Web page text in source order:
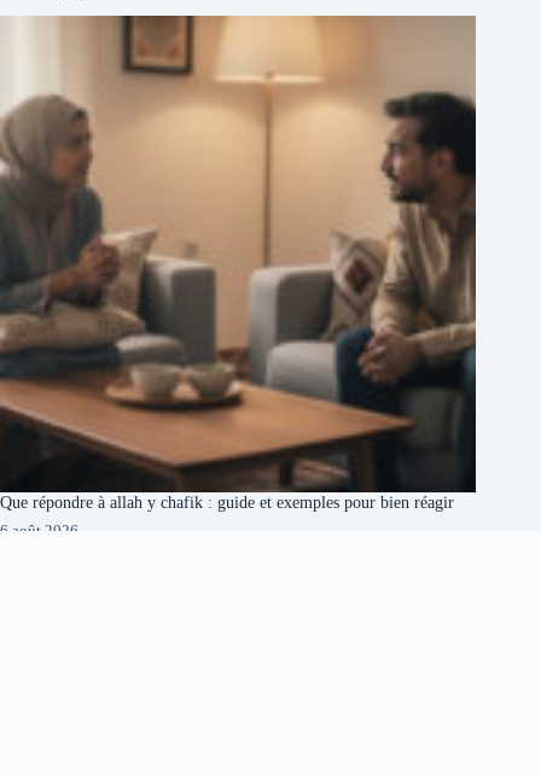
Que répondre à allah y chafik : guide et exemples pour bien réagir
6 août 2026